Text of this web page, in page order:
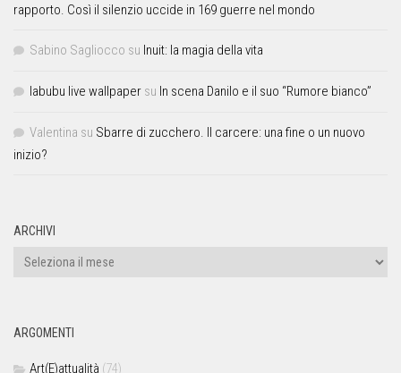
rapporto. Così il silenzio uccide in 169 guerre nel mondo
Sabino Sagliocco su Inuit: la magia della vita
labubu live wallpaper su In scena Danilo e il suo “Rumore bianco”
Valentina su Sbarre di zucchero. Il carcere: una fine o un nuovo
inizio?
ARCHIVI
ARGOMENTI
Art(E)attualità (74)